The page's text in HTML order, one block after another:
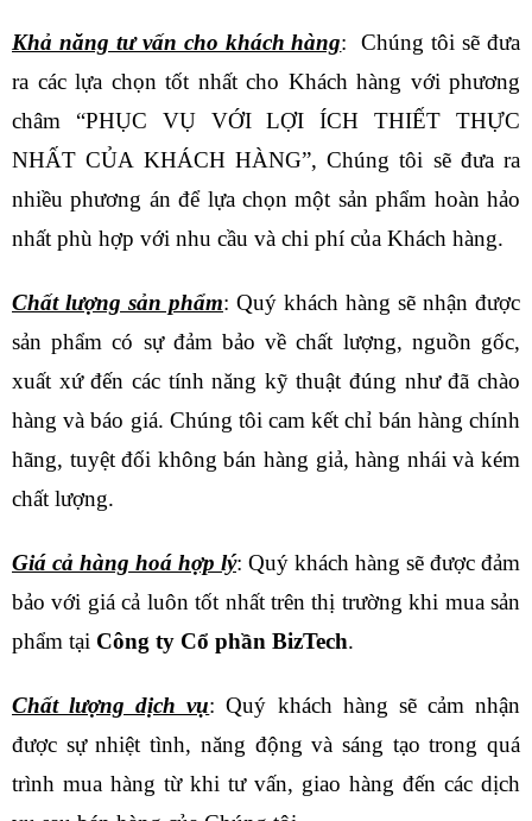
Khả năng tư vấn cho khách hàng: Chúng tôi sẽ đưa
ra các lựa chọn tốt nhất cho Khách hàng với phương
châm “PHỤC VỤ VỚI LỢI ÍCH THIẾT THỰC
NHẤT CỦA KHÁCH HÀNG”, Chúng tôi sẽ đưa ra
nhiều phương án để lựa chọn một sản phẩm hoàn hảo
nhất phù hợp với nhu cầu và chi phí của Khách hàng.
Chất lượng sản phẩm: Quý khách hàng sẽ nhận được
sản phẩm có sự đảm bảo về chất lượng, nguồn gốc,
xuất xứ đến các tính năng kỹ thuật đúng như đã chào
hàng và báo giá. Chúng tôi cam kết chỉ bán hàng chính
hãng, tuyệt đối không bán hàng giả, hàng nhái và kém
chất lượng.
Giá cả hàng hoá hợp lý: Quý khách hàng sẽ được đảm
bảo với giá cả luôn tốt nhất trên thị trường khi mua sản
phẩm tại Công ty Cổ phần BizTech.
Chất lượng dịch vụ: Quý khách hàng sẽ cảm nhận
được sự nhiệt tình, năng động và sáng tạo trong quá
trình mua hàng từ khi tư vấn, giao hàng đến các dịch